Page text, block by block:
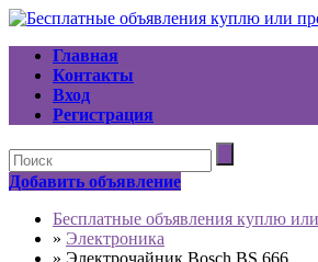
Главная
Контакты
Вход
Регистрация
Добавить объявление
Бесплатные объявления куплю
» Электроника
» Электрочайник Bosch BS 666